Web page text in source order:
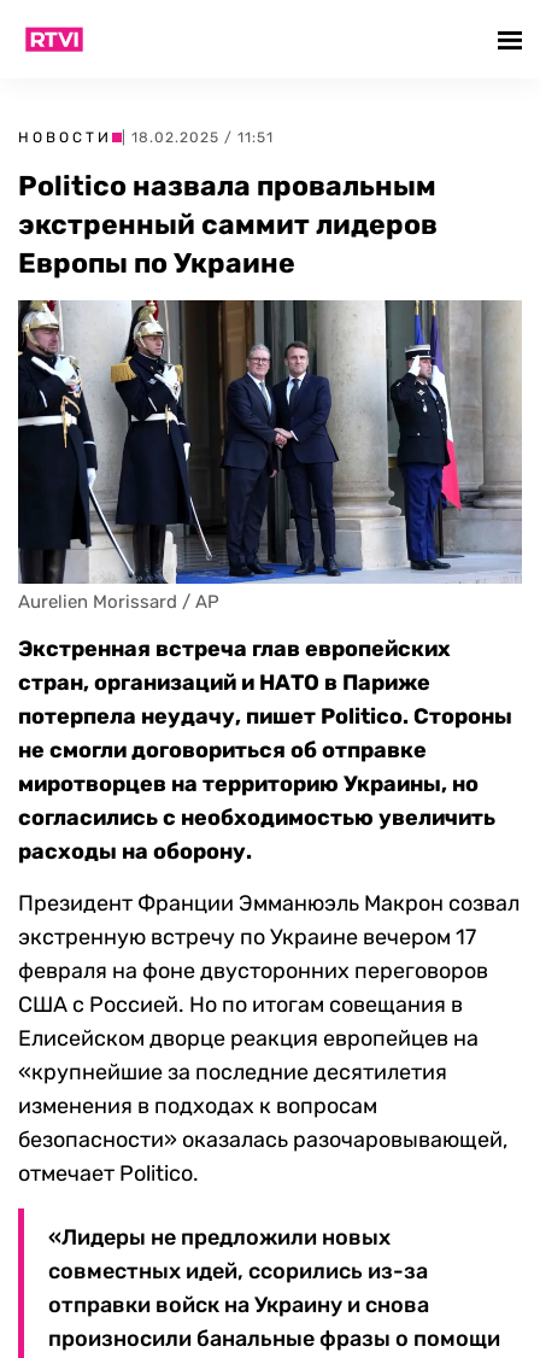
НОВОСТИ | 18.02.2025 / 11:51
Politico назвала провальным
экстренный саммит лидеров
Европы по Украине
Aurelien Morissard / AP
Экстренная встреча глав европейских
стран, организаций и НАТО в Париже
потерпела неудачу, пишет Politico. Стороны
не смогли договориться об отправке
миротворцев на территорию Украины, но
согласились с необходимостью увеличить
расходы на оборону.
Президент Франции Эмманюэль Макрон созвал
экстренную встречу по Украине вечером 17
февраля на фоне двусторонних переговоров
США с Россией. Но по итогам совещания в
Елисейском дворце реакция европейцев на
«крупнейшие за последние десятилетия
изменения в подходах к вопросам
безопасности» оказалась разочаровывающей,
отмечает Politico.
«Лидеры не предложили новых
совместных идей, ссорились из-за
отправки войск на Украину и снова
произносили банальные фразы о помощи